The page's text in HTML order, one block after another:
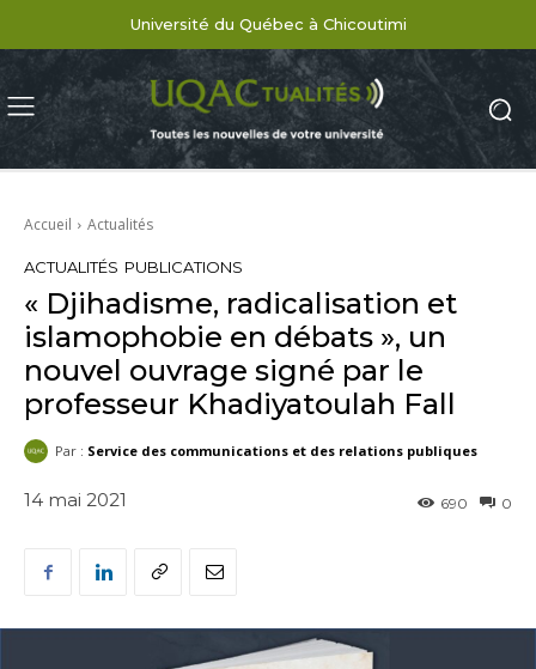
Université du Québec à Chicoutimi
Accueil Actualités
ACTUALITÉS PUBLICATIONS
« Djihadisme, radicalisation et
islamophobie en débats », un
nouvel ouvrage signé par le
professeur Khadiyatoulah Fall
Par : Service des communications et des relations publiques
14 mai 2021 0
690